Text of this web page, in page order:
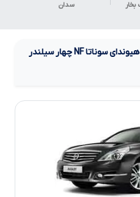
سدان
هیوندای سوناتاNFچهار سیلندر